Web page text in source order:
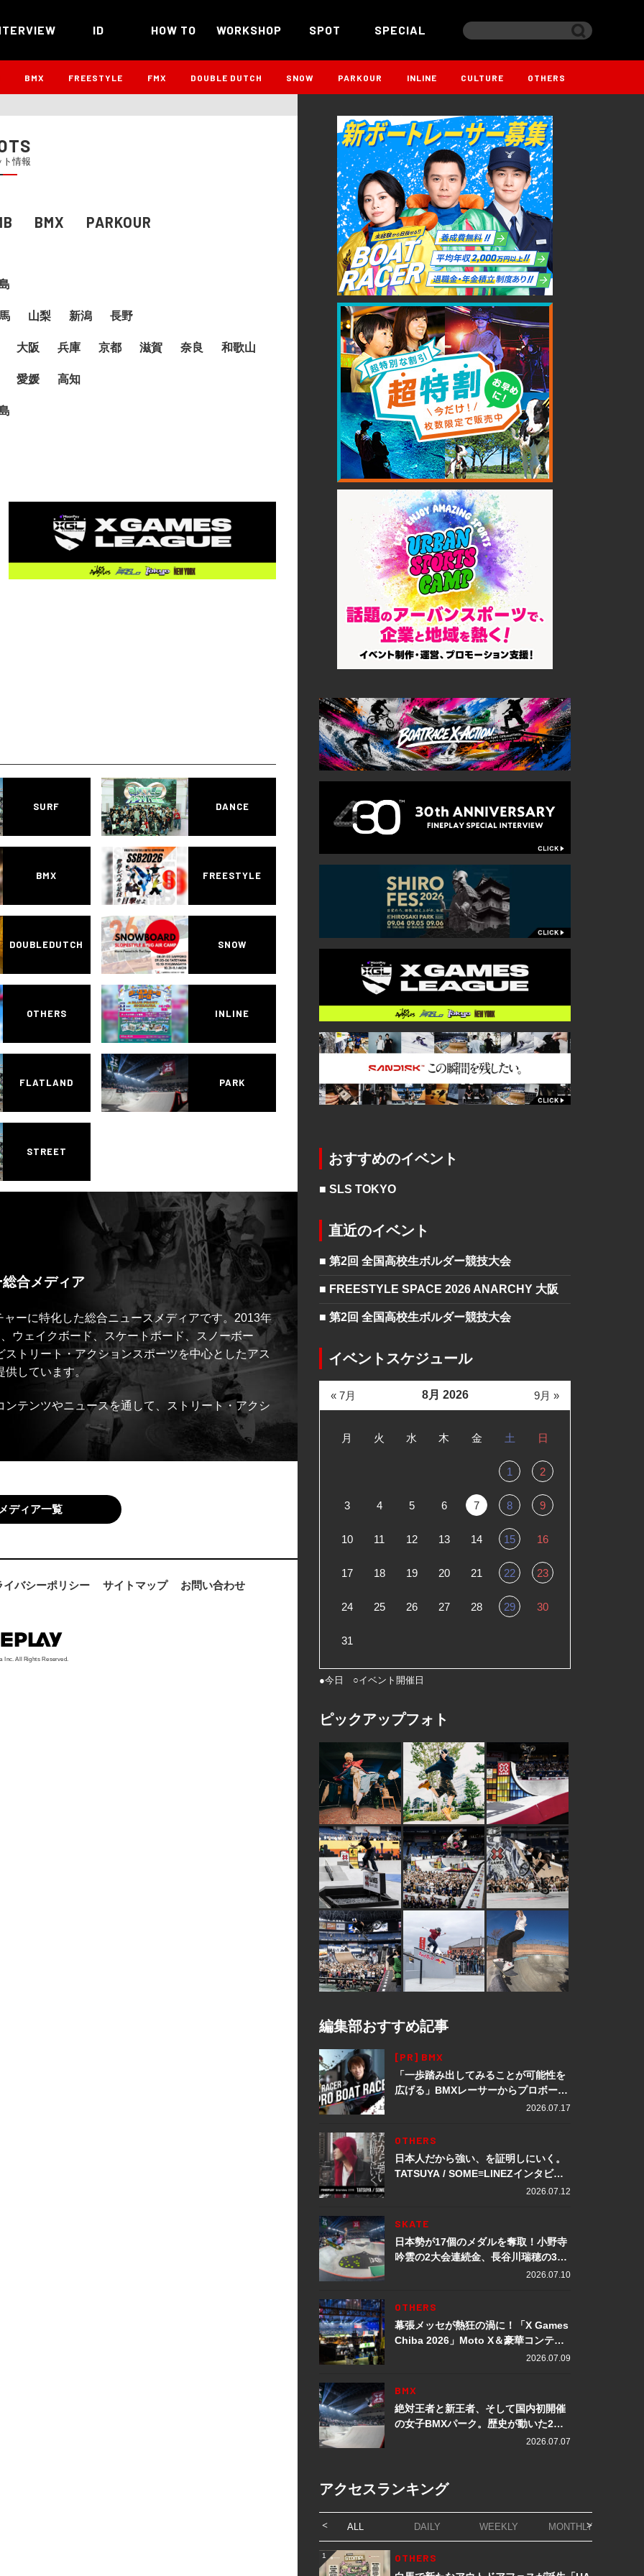
ID HOW TO WORKSHOP SPOT SPECIAL
BMX FREESTYLE FMX DOUBLE DUTCH SNOW PARKOUR INLINE CULTURE OTHERS
ト情報
BMX PARKOUR
山梨 新潟 長野
大阪 兵庫 京都 滋賀 奈良 和歌山
愛媛 高知
SURF DANCE
BMX FREESTYLE
DOUBLEDUTCH SNOW
OTHERS INLINE
FLATLAND PARK
STREET
合メディア
ーに特化した総合ニュースメディアです。2013年
ウェイクボード、スケートボード、スノーボー
トリート・アクションスポーツを中心としたアス
供しています。
テンツやニュースを通して、ストリート・アクシ
ディア一覧
イバシーポリシー サイトマップ お問い合わせ
Inc. All Rights Reserved.
おすすめのイベント
■ SLS TOKYO
直近のイベント
■ 第2回 全国高校生ボルダー競技大会
■ FREESTYLE SPACE 2026 ANARCHY 大阪
■ 第2回 全国高校生ボルダー競技大会
イベントスケジュール
8月 2026
月 火 水 木 金 土 日
1 2
3 4 5 6 7 8 9
10 11 12 13 14 15 16
17 18 19 20 21 22 23
24 25 26 27 28 29 30
31
« 7月 9月 »
●今日 ○イベント開催日
ピックアップフォト
編集部おすすめ記事
[PR] BMX
「一歩踏み出してみることが可能性を
広げる」BMXレーサーからプロボート
レーサーへ転身。上田龍星が体現する
2026.07.17
OTHERS
日本人だから強い、を証明しにいく。
TATSUYA / SOME≡LINEZインタビュ
2026.07.12
SKATE
日本勢が17個のメダルを奪取！小野寺
吟雲の2大会連続金、長谷川瑞穂の3メ
ダル獲得など数々の快挙をプレイバッ
2026.07.10
OTHERS
幕張メッセが熱狂の渦に！「X Games
Chiba 2026」Moto X＆豪華コンテン
2026.07.09
BMX
絶対王者と新王者、そして国内初開催
の女子BMXパーク。歴史が動いた2日
2026.07.07
アクセスランキング
ALL DAILY WEEKLY MONTHLY
1 OTHERS